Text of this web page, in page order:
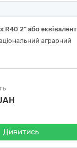
R40 2" або еквівалент
аграрний
Дивитись